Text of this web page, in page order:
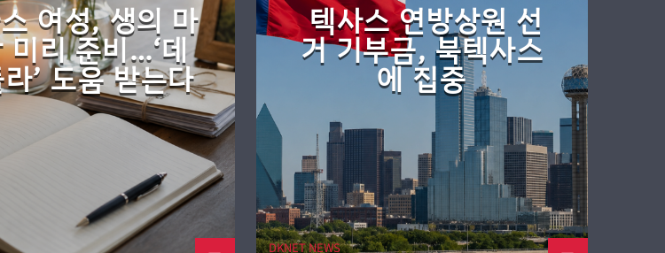
여성, 생의 마
미리 준비…‘데
’ 도움 받는다
텍사스 연방상원 선
거 기부금, 북텍사스
에 집중
DKNET NEWS